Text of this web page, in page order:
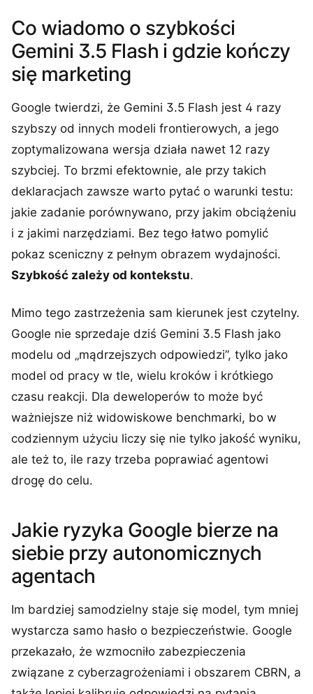
Co wiadomo o szybkości
Gemini 3.5 Flash i gdzie kończy
się marketing
Google twierdzi, że Gemini 3.5 Flash jest 4 razy
szybszy od innych modeli frontierowych, a jego
zoptymalizowana wersja działa nawet 12 razy
szybciej. To brzmi efektownie, ale przy takich
deklaracjach zawsze warto pytać o warunki testu:
jakie zadanie porównywano, przy jakim obciążeniu
i z jakimi narzędziami. Bez tego łatwo pomylić
pokaz sceniczny z pełnym obrazem wydajności.
Szybkość zależy od kontekstu.
Mimo tego zastrzeżenia sam kierunek jest czytelny.
Google nie sprzedaje dziś Gemini 3.5 Flash jako
modelu od „mądrzejszych odpowiedzi”, tylko jako
model od pracy w tle, wielu kroków i krótkiego
czasu reakcji. Dla deweloperów to może być
ważniejsze niż widowiskowe benchmarki, bo w
codziennym użyciu liczy się nie tylko jakość wyniku,
ale też to, ile razy trzeba poprawiać agentowi
drogę do celu.
Jakie ryzyka Google bierze na
siebie przy autonomicznych
agentach
Im bardziej samodzielny staje się model, tym mniej
wystarcza samo hasło o bezpieczeństwie. Google
przekazało, że wzmocniło zabezpieczenia
związane z cyberzagrożeniami i obszarem CBRN, a